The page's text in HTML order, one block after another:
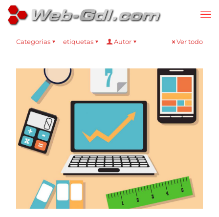
Categorias etiquetas Autor Ver todo